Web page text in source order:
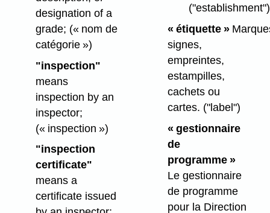
designation of a
grade; (« nom de
catégorie »)
"inspection"
means
inspection by an
inspector;
(« inspection »)
"inspection
certificate"
means a
certificate issued
("establishment")
« étiquette »
signes,
empreintes,
estampilles,
cachets ou
cartes. ("label")
« gestionnaire
de
programme »
Le gestionnaire
de programme
pour la Direction